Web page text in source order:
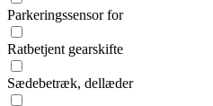
Parkeringssensor for
Ratbetjent gearskifte
Sædebetræk, dellæder